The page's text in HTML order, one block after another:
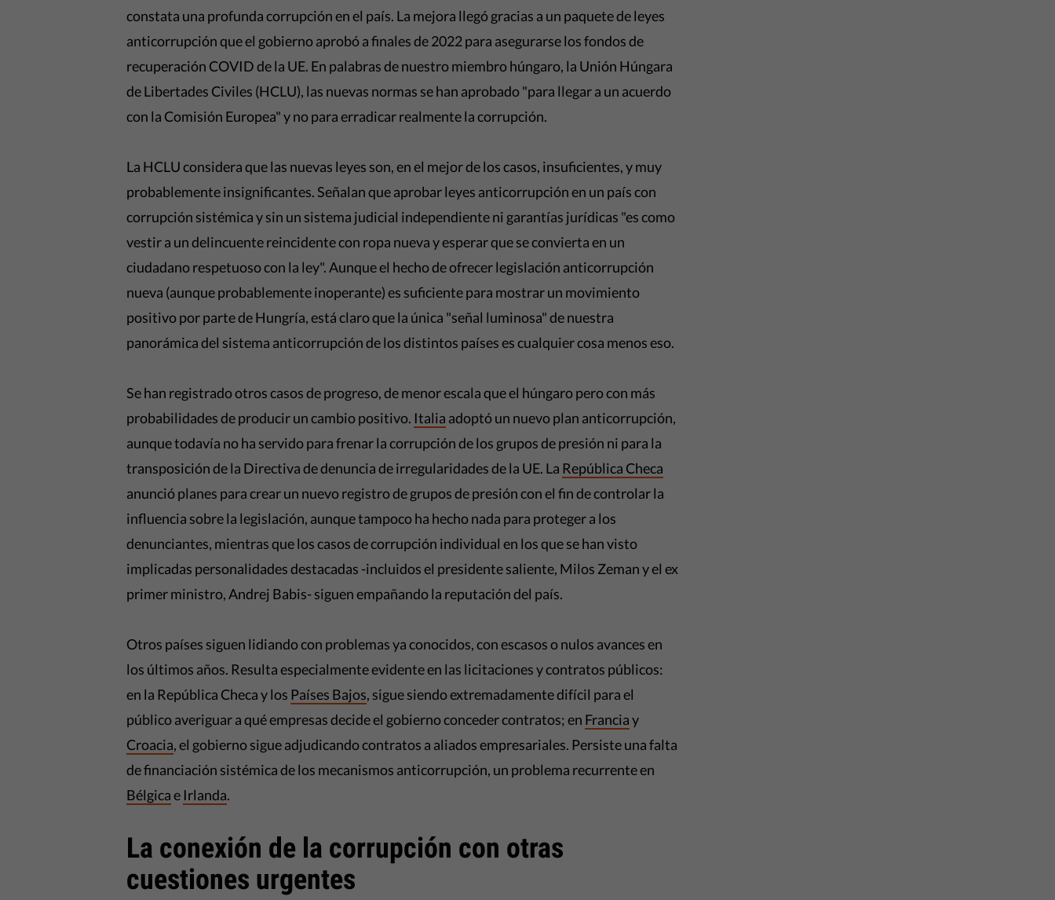
constata una profunda corrupción en el país. La mejora llegó gracias a un paquete de leyes
anticorrupción que el gobierno aprobó a finales de 2022 para asegurarse los fondos de
recuperación COVID de la UE. En palabras de nuestro miembro húngaro, la Unión Húngara
de Libertades Civiles (HCLU), las nuevas normas se han aprobado "para llegar a un acuerdo
con la Comisión Europea" y no para erradicar realmente la corrupción.
La HCLU considera que las nuevas leyes son, en el mejor de los casos, insuficientes, y muy
probablemente insignificantes. Señalan que aprobar leyes anticorrupción en un país con
corrupción sistémica y sin un sistema judicial independiente ni garantías jurídicas "es como
vestir a un delincuente reincidente con ropa nueva y esperar que se convierta en un
ciudadano respetuoso con la ley". Aunque el hecho de ofrecer legislación anticorrupción
nueva (aunque probablemente inoperante) es suficiente para mostrar un movimiento
positivo por parte de Hungría, está claro que la única "señal luminosa" de nuestra
panorámica del sistema anticorrupción de los distintos países es cualquier cosa menos eso.
Se han registrado otros casos de progreso, de menor escala que el húngaro pero con más
probabilidades de producir un cambio positivo. Italia adoptó un nuevo plan anticorrupción,
aunque todavía no ha servido para frenar la corrupción de los grupos de presión ni para la
transposición de la Directiva de denuncia de irregularidades de la UE. La República Checa
anunció planes para crear un nuevo registro de grupos de presión con el fin de controlar la
influencia sobre la legislación, aunque tampoco ha hecho nada para proteger a los
denunciantes, mientras que los casos de corrupción individual en los que se han visto
implicadas personalidades destacadas -incluidos el presidente saliente, Milos Zeman y el ex
primer ministro, Andrej Babis- siguen empañando la reputación del país.
Otros países siguen lidiando con problemas ya conocidos, con escasos o nulos avances en
los últimos años. Resulta especialmente evidente en las licitaciones y contratos públicos:
en la República Checa y los Países Bajos, sigue siendo extremadamente difícil para el
público averiguar a qué empresas decide el gobierno conceder contratos; en Franciay
Croacia, el gobierno sigue adjudicando contratos a aliados empresariales. Persiste una falta
de financiación sistémica de los mecanismos anticorrupción, un problema recurrente en
Bélgicae Irlanda.
La conexión de la corrupción con otras
cuestiones urgentes